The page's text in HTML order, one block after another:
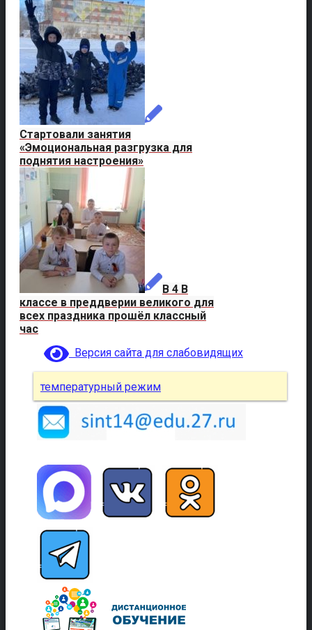
Cтартовали занятия
«Эмоциональная разгрузка для
поднятия настроения»
В 4 В
классе в преддверии великого для
всех праздника прошёл классный
час
Версия сайта для слабовидящих
температурный режим